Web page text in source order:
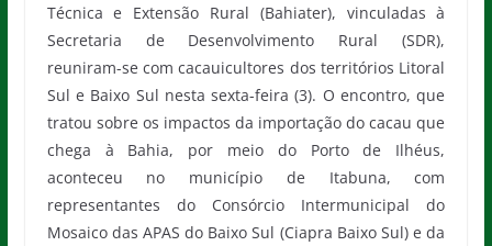
Técnica e Extensão Rural (Bahiater), vinculadas à
Secretaria de Desenvolvimento Rural (SDR),
reuniram-se com cacauicultores dos territórios Litoral
Sul e Baixo Sul nesta sexta-feira (3). O encontro, que
tratou sobre os impactos da importação do cacau que
chega à Bahia, por meio do Porto de Ilhéus,
aconteceu no município de Itabuna, com
representantes do Consórcio Intermunicipal do
Mosaico das APAS do Baixo Sul (Ciapra Baixo Sul) e da